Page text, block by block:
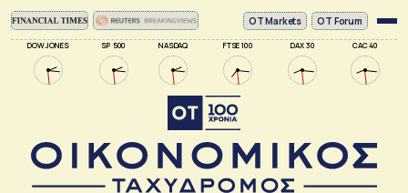
DOW JONES SP 500 NASDAQ FTSE 100 DAX 30 CAC 40
ΟΤ Markets OT Forum